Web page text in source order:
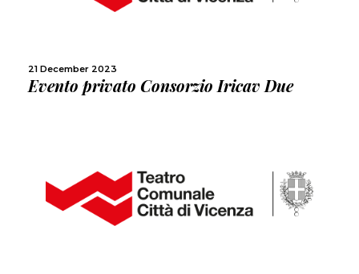
21 December 2023
Evento privato Consorzio Iricav Due
MORE